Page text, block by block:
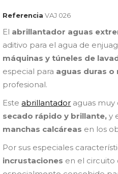
Referencia VAJ 026
El abrillantador aguas
aditivo para el agua de
máquinas y túneles de
especial para aguas duras o
profesional.
Esteabrillantador aguas
secado rápido y brillante, y
manchas calcáreas en los
Por sus especiales
incrustaciones en el circuito